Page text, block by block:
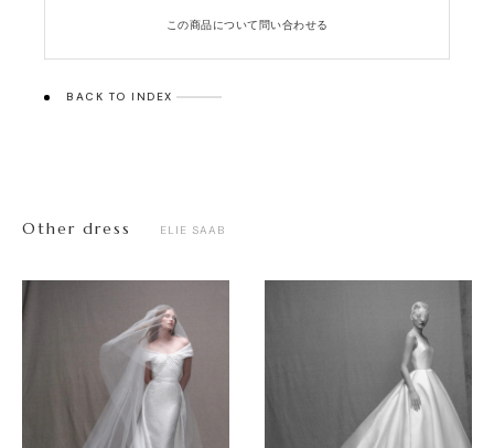
この商品について問い合わせる
BACK TO INDEX
Other dress ELIE SAAB